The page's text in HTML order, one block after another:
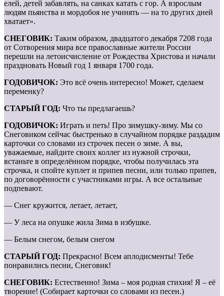
елей, детей забавлять, на санках катать с гор. А взрослым
людям пьянства и мордобоя не учинять — на то других дней
хватает».
СНЕГОВИК: Таким образом, двадцатого декабря 7208 года
от Сотворения мира все православные жители России
перешли на летоисчисление от Рождества Христова и начали
праздновать Новый год 1 января 1700 года.
ГОДОВИЧОК: Это всё очень интересно! Может, сделаем
переменку?
СТАРЫЙ ГОД: Что ты предлагаешь?
ГОДОВИЧОК: Играть и петь! Про зимушку-зиму. Мы со
Снеговиком сейчас быстренько в случайном порядке раздадим
карточки со словами из строчек песен о зиме. А вы,
уважаемые, найдите своих коллег из нужной строчки,
встаньте в определённом порядке, чтобы получилась эта
строчка, и спойте куплет и припев песни, или только припев,
по договорённости с участниками игры. А все остальные
подпевают.
— Снег кружится, летает, летает,
— У леса на опушке жила Зима в избушке.
— Белым снегом, белым снегом
СТАРЫЙ ГОД: Прекрасно! Всем аплодисменты! Тебе
понравились песни, Снеговик!
СНЕГОВИК: Естественно! Зима – моя родная стихия! Я – её
творение! (Собирает карточки со словами из песен.)